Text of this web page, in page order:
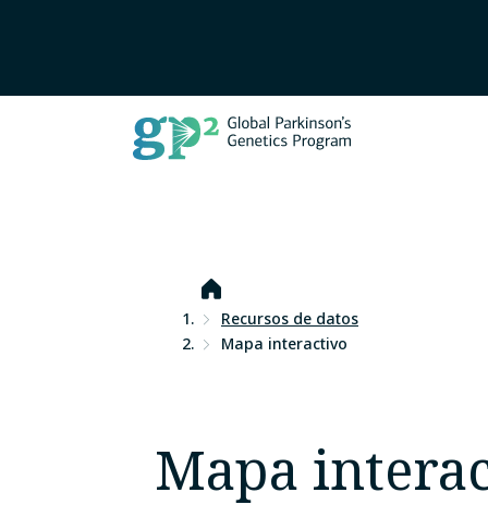
Inicio
Recursos de datos
Mapa interactivo
Mapa